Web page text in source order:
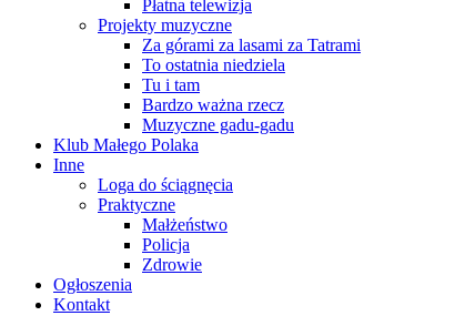
Płatna telewizja
Projekty muzyczne
Za górami za lasami za Tatrami
To ostatnia niedziela
Tu i tam
Bardzo ważna rzecz
Muzyczne gadu-gadu
Klub Małego Polaka
Inne
Loga do ściągnęcia
Praktyczne
Małżeństwo
Policja
Zdrowie
Ogłoszenia
Kontakt